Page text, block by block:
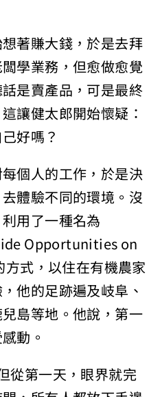
著賺大錢，於是去拜
學業務，但愈做愈覺
是賣產品，可是最終
讓健太郎開始懷疑：
好嗎？
個人的工作，於是決
體驗不同的環境。沒
用了一種名為
Opportunities on
式，以住在有機農家
他的足跡遍及岐阜、
島等地。他說，第一
動。
從第一天，眼界就完